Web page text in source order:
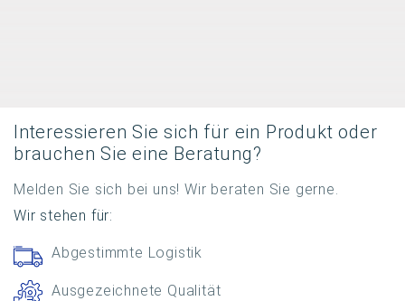
Interessieren Sie sich für ein Produkt oder
brauchen Sie eine Beratung?
Melden Sie sich bei uns! Wir beraten Sie gerne.
Wir stehen für:
Abgestimmte Logistik
Ausgezeichnete Qualität